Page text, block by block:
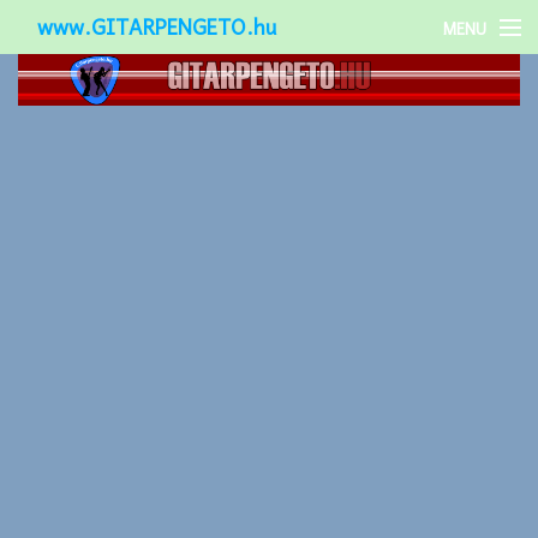
www.GITARPENGETO.hu MENU
Népszerű-